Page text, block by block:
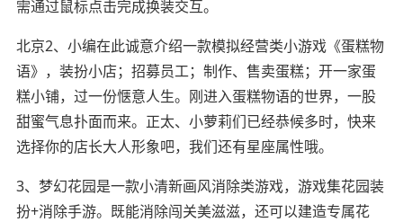
需通过鼠标点击完成换装交互。
北京2、小编在此诚意介绍一款模拟经营类小游戏《蛋糕物
语》，装扮小店；招募员工；制作、售卖蛋糕；开一家蛋
糕小铺，过一份惬意人生。刚进入蛋糕物语的世界，一股
甜蜜气息扑面而来。正太、小萝莉们已经恭候多时，快来
选择你的店长大人形象吧，我们还有星座属性哦。
3、梦幻花园是一款小清新画风消除类游戏，游戏集花园装
扮+消除手游。既能消除闯关美滋滋，还可以建造专属花